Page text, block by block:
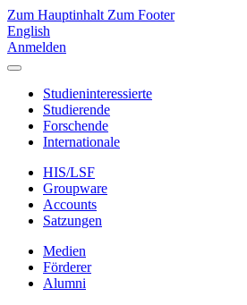
Zum Hauptinhalt Zum Footer
English
Anmelden
Studieninteressierte
Studierende
Forschende
Internationale
HIS/LSF
Groupware
Accounts
Satzungen
Medien
Förderer
Alumni